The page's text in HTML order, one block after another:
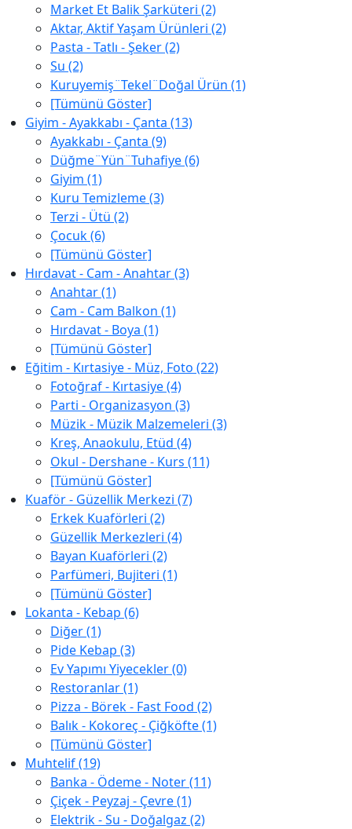
Market Et Balik Şarküteri (2)
Aktar, Aktif Yaşam Ürünleri (2)
Pasta - Tatlı - Şeker (2)
Su (2)
Kuruyemiş¨Tekel¨Doğal Ürün (1)
[Tümünü Göster]
Giyim - Ayakkabı - Çanta (13)
Ayakkabı - Çanta (9)
Düğme¨Yün¨Tuhafiye (6)
Giyim (1)
Kuru Temizleme (3)
Terzi - Ütü (2)
Çocuk (6)
[Tümünü Göster]
Hırdavat - Cam - Anahtar (3)
Anahtar (1)
Cam - Cam Balkon (1)
Hırdavat - Boya (1)
[Tümünü Göster]
Eğitim - Kırtasiye - Müz, Foto (22)
Fotoğraf - Kırtasiye (4)
Parti - Organizasyon (3)
Müzik - Müzik Malzemeleri (3)
Kreş, Anaokulu, Etüd (4)
Okul - Dershane - Kurs (11)
[Tümünü Göster]
Kuaför - Güzellik Merkezi (7)
Erkek Kuaförleri (2)
Güzellik Merkezleri (4)
Bayan Kuaförleri (2)
Parfümeri, Bujiteri (1)
[Tümünü Göster]
Lokanta - Kebap (6)
Diğer (1)
Pide Kebap (3)
Ev Yapımı Yiyecekler (0)
Restoranlar (1)
Pizza - Börek - Fast Food (2)
Balık - Kokoreç - Çiğköfte (1)
[Tümünü Göster]
Muhtelif (19)
Banka - Ödeme - Noter (11)
Çiçek - Peyzaj - Çevre (1)
Elektrik - Su - Doğalgaz (2)